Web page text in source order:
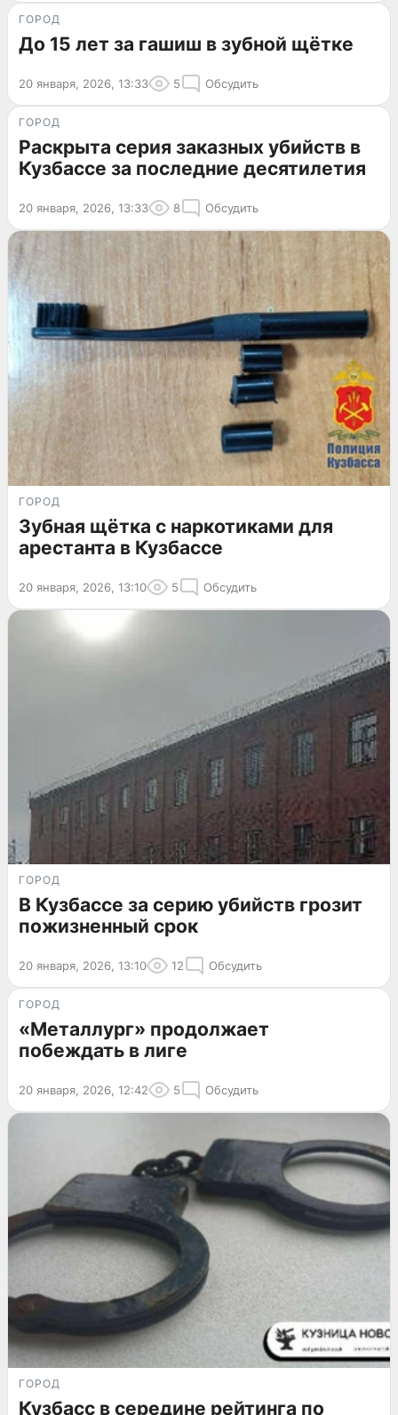
ГОРОД
До 15 лет за гашиш в зубной щётке
20 января, 2026, 13:33 5 Обсудить
ГОРОД
Раскрыта серия заказных убийств в
Кузбассе за последние десятилетия
20 января, 2026, 13:33 8 Обсудить
ГОРОД
Зубная щётка с наркотиками для
арестанта в Кузбассе
20 января, 2026, 13:10 5 Обсудить
ГОРОД
В Кузбассе за серию убийств грозит
пожизненный срок
20 января, 2026, 13:10 12 Обсудить
ГОРОД
«Металлург» продолжает
побеждать в лиге
20 января, 2026, 12:42 5 Обсудить
ГОРОД
Кузбасс в середине рейтинга по